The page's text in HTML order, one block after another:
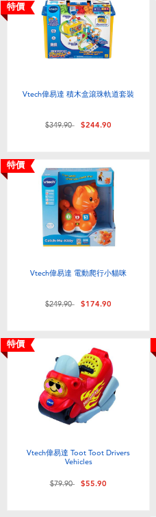
特價
Vtech偉易達 積木盒滾珠軌道套裝
價格從
$349.90至$244.90
特價
Vtech偉易達 電動爬行小貓咪
價格從
$249.90至$174.90
特價
Vtech偉易達 Toot Toot Drivers
Vehicles
價格從
$79.90至$55.90